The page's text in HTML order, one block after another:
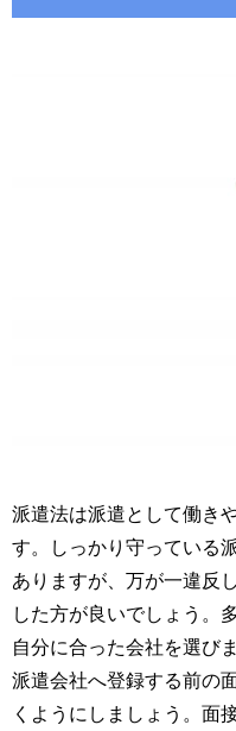
派遣法は派遣として働き
す。しっかり守っている
ありますが、万が一違反
した方が良いでしょう。
自分に合った会社を選び
派遣会社へ登録する前の
くようにしましょう。面